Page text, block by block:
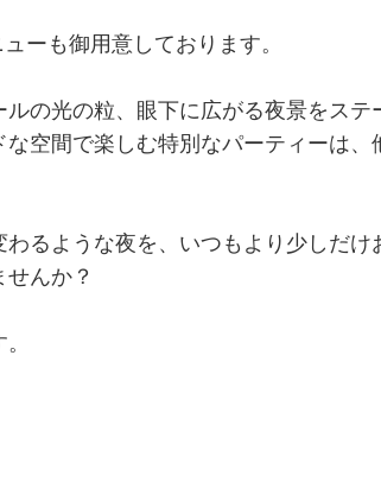
ーも御用意しております。
の光の粒、眼下に広がる夜景をステ
空間で楽しむ特別なパーティーは、
るような夜を、いつもより少しだけ
んか？